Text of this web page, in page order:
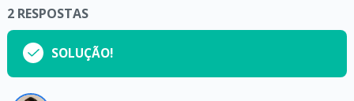
2 RESPOSTAS
SOLUÇÃO!